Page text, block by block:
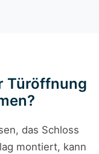
Türöffnung
das Schloss
montiert, kann